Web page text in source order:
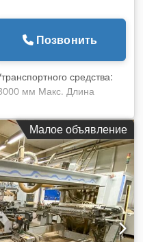
Позвонить
средства:
мм Макс. Длина
Sea Количество
Малое объявление